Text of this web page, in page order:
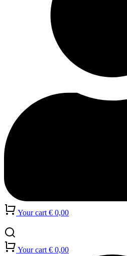
Your cart € 0,00
Your cart € 0,00